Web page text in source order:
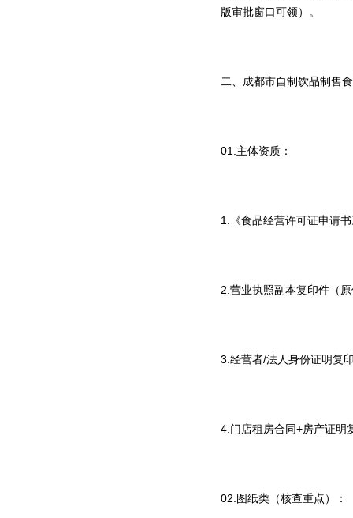
版审批窗口可领）。
二、成都市自制饮品制售
01.主体资质：
1.《食品经营许可证申请
2.营业执照副本复印件（
3.经营者/法人身份证明复
4.门店租房合同+房产证明
02.图纸类（核查重点）：